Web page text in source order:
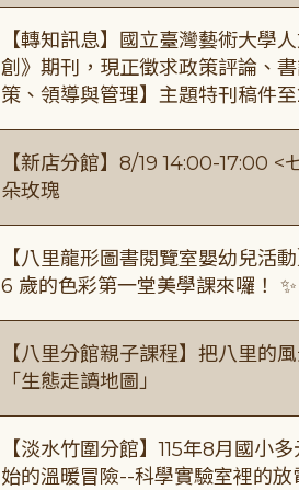
【轉知訊息】國立臺灣藝術大學
創》期刊，現正徵求政策評論、
策、領導與管理】主題特刊稿件
【新店分館】8/19 14:00-17:00
朵玫瑰
【八里龍形圖書閱覽室嬰幼兒活
6 歲的色彩第一堂美學課來囉！ ✨
【八里分館親子課程】把八里的
「生態走讀地圖」
【淡水竹圍分館】115年8月國小
始的溫暖冒險--科學實驗室裡的放